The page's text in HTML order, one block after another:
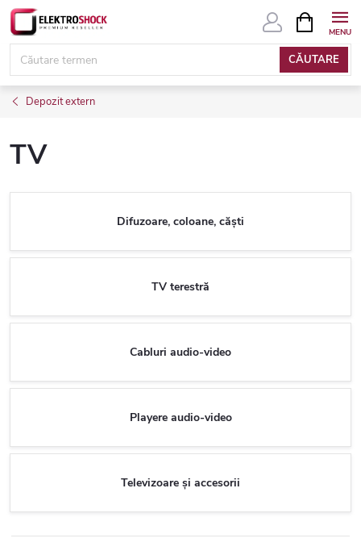
Treci
conținut
CĂUTARE
COŞ
DE
Depozit extern
TV
Difuzoare, coloane, căști
TV terestră
Cabluri audio-video
Playere audio-video
Televizoare și accesorii